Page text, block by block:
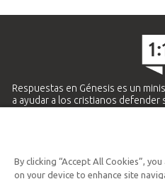
Respuestas en Génesis es un
a ayudar a los cristianos defender
Ministerio
By clicking “Accept All Cookies”,
on your device to enhance site